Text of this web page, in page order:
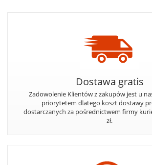
Dostawa gratis
Zadowolenie Klientów z zakupów jest u
priorytetem dlatego koszt dostawy
dostarczanych za pośrednictwem firmy
zł.